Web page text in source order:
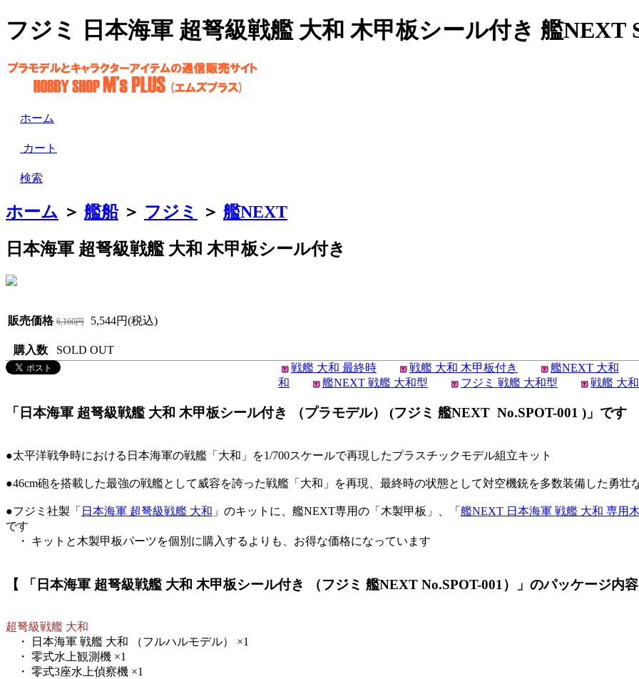
フジミ 日本海軍 超弩級戦艦 大和 木甲板シール付き 艦NEXT
ホーム
カート
検索
ホーム ＞ 艦船＞ フジミ ＞ 艦NEXT
日本海軍 超弩級戦艦 大和 木甲板シール付き
販売価格 6,160円 5,544円(税込)
購入数
SOLD OUT
戦艦 大和 最終時
戦艦 大和 木甲板付き 艦NEXT 大和
和
艦NEXT 戦艦 大和型 フジミ 戦艦 大和型 戦艦 大
「日本海軍 超弩級戦艦 大和 木甲板シール付き （プラモデル） (フジミ 艦NEXT No.SPOT-001 )」です
●太平洋戦争時における日本海軍の戦艦「大和」を1/700スケールで再現したプラスチックモデル組立キット
●46cm砲を搭載した最強の戦艦として威容を誇った戦艦「大和」を再現、最終時の状態として対空機銃を多数装備した勇壮
●フジミ社製「 日本海軍 超弩級戦艦 大和 」のキットに、艦NEXT専用の「木製甲板」、「 艦NEXT 日本海軍 戦艦 大和 専用
です
・ キットと木製甲板パーツを個別に購入するよりも、お得な価格になっています
【 「日本海軍 超弩級戦艦 大和 木甲板シール付き （フジミ 艦NEXT No.SPOT-001）」のパッケージ内容
超弩級戦艦 大和
・ 日本海軍 戦艦 大和 （フルハルモデル） ×1
・ 零式水上観測機 ×1
・ 零式3座水上偵察機 ×1